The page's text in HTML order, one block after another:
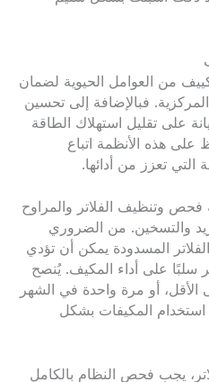
من العوامل الحيوية لضمان
فبالإضافة إلى تحسين
على تقليل استهلاك الطاقة
هذه الأنظمة اتباع
تعزز من أدائها.
وتنظيف الفلاتر والمراوح
والتسخين. من الضروري
المسدودة يمكن أن تؤدي
سلبًا على أداء المكيف. يُنصح
أو مرة واحدة في الشهر
المكيفات بشكل
يجب فحص النظام بالكامل